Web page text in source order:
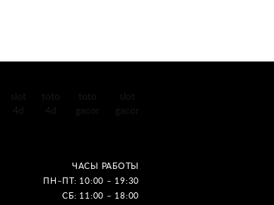
ЧАСЫ РАБОТЫ
ПН–ПТ: 10:00 – 19:30
СБ: 11:00 – 18:00